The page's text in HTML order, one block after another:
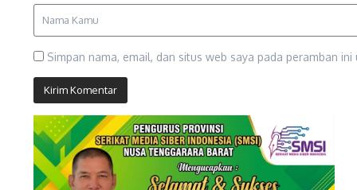
Simpan nama, email, dan situs web saya pada peramban